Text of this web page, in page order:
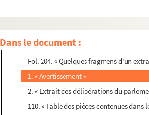
Dans le document :
Fol. 2. « Extrait des délibérations du
Fol. 110, 118, 128, 134, 142, 156. «
Fol. 172, 182, 194, 200. « Tables des 2
Fol. 204. « Quelques fragmens d'un
1. « Avertissement »
2. « Extrait des délibérations du
110. « Table des pièces contenues